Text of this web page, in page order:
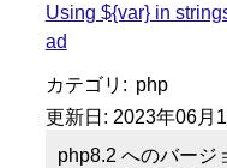
Using ${var} in
ad
カテゴリ: php
更新日: 2023年06月
php8.2 へのバージ